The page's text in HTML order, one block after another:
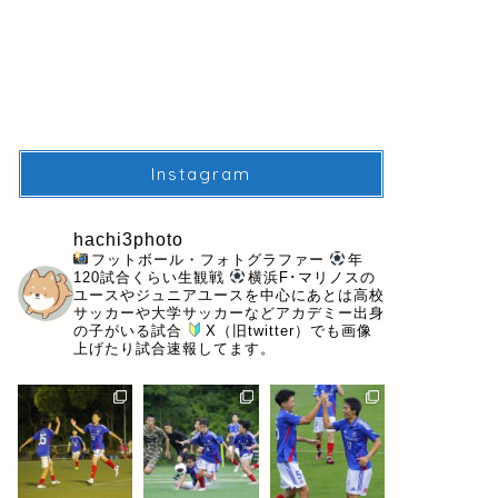
Instagram
hachi3photo
フットボール・フォトグラファー
年
120試合くらい生観戦
横浜F･マリノスの
ユースやジュニアユースを中心にあとは高校
サッカーや大学サッカーなどアカデミー出身
の子がいる試合
X（旧twitter）でも画像
上げたり試合速報してます。